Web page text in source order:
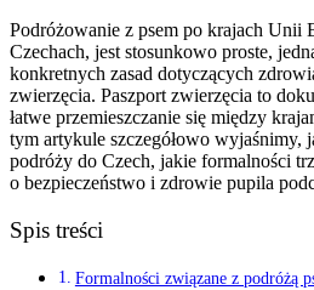
Podróżowanie z psem po krajach Unii
Czechach, jest stosunkowo proste,
konkretnych zasad dotyczących
zwierzęcia. Paszport zwierzęcia to
łatwe przemieszczanie się między
tym artykule szczegółowo wyjaśnimy,
podróży do Czech, jakie formalności
o bezpieczeństwo i zdrowie pupila
Spis treści
Formalności związane z podróżą